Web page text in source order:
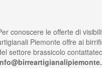
conoscere le offerte di
Piemonte offre ai
settore brassicolo